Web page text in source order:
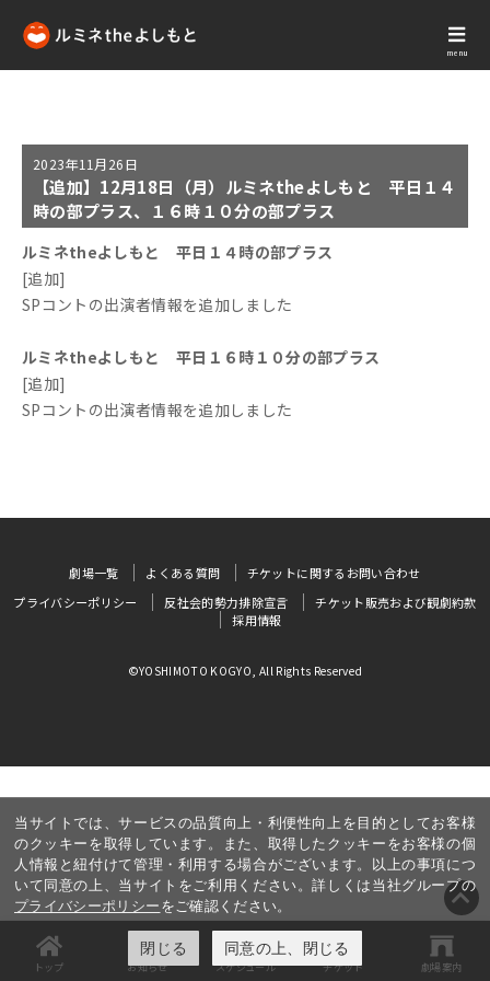
menu
2023年11月26日
【追加】12月18日（月）ルミネtheよしもと 平日１４
時の部プラス、１６時１０分の部プラス
ルミネtheよしもと 平日１４時の部プラス
[追加]
SPコントの出演者情報を追加しました
ルミネtheよしもと 平日１６時１０分の部プラス
[追加]
SPコントの出演者情報を追加しました
トップ お知らせ スケジュール チケット 劇場案内
当サイトでは、サービスの品質向上・利便性向上を目的としてお客様
のクッキーを取得しています。また、取得したクッキーをお客様の個
人情報と紐付けて管理・利用する場合がございます。以上の事項につ
いて同意の上、当サイトをご利用ください。詳しくは当社グループの
プライバシーポリシーをご確認ください。
閉じる 同意の上、閉じる
劇場一覧 よくある質問
チケットに関するお問い合わせ
プライバシーポリシー
反社会的勢力排除宣言
チケット販売および観劇約款
採用情報
©YOSHIMOTO KOGYO, All Rights Reserved